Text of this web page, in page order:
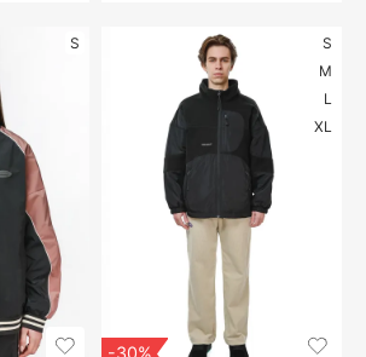
S
S
M
L
XL